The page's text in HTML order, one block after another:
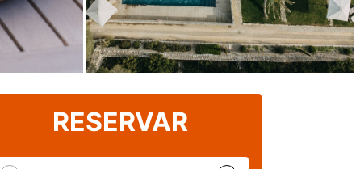
RESERVAR